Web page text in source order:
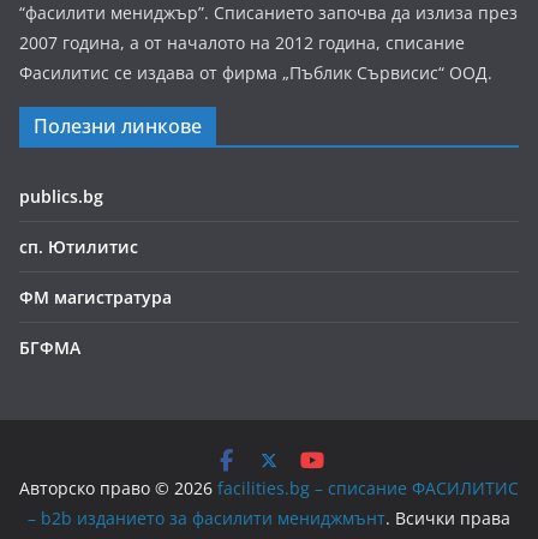
“фасилити мениджър”. Списанието започва да излиза през
2007 година, а от началото на 2012 година, списание
Фасилитис се издава от фирма „Пъблик Сървисис“ ООД.
Полезни линкове
publics.bg
сп. Ютилитис
ФМ магистратура
БГФМА
Авторско право © 2026 facilities.bg – списание ФАСИЛИТИС
– b2b изданието за фасилити мениджмънт. Всички права